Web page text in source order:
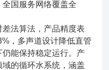
国服务网络覆盖全
法算法，产品精度表
，多声道设计降低直管
能保持稳定运行。产
的循环水系统，涵盖